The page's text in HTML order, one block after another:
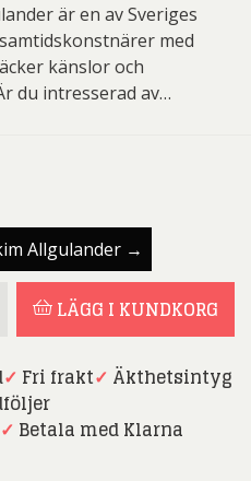
är en av Sveriges
med
känslor och
du intresserad av…
Allgulander →
LÄGG I KUNDKORG
✓ Fri frakt✓ Äkthetsintyg
✓ Betala med Klarna